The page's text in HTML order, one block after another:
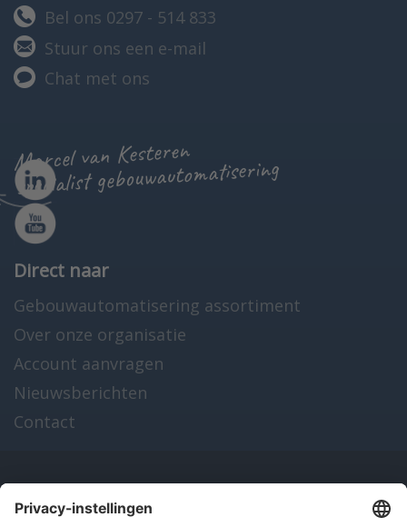
Bel ons 0297 - 514 833
Stuur ons een e-mail
Chat met ons
Marcel van Kesteren
specialist gebouwautomatisering
Direct naar
Gebouwautomatisering assortiment
Over onze organisatie
Account aanvragen
Nieuwsberichten
Contact
Onze producten
en diensten